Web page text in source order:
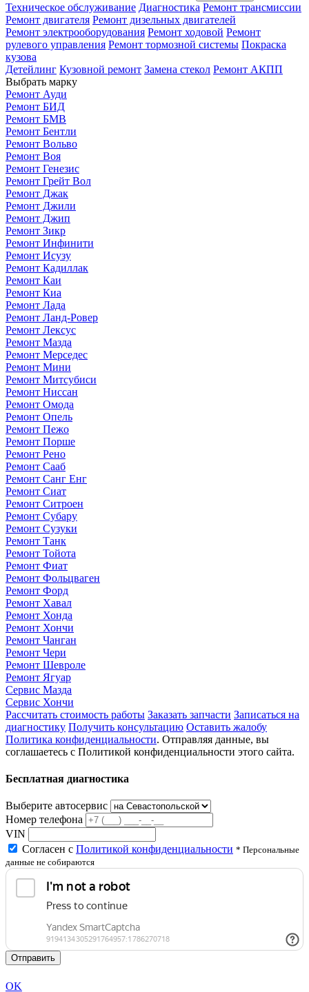
Техническое обслуживание Диагностика Ремонт трансмиссии
Ремонт двигателя Ремонт дизельных двигателей
Ремонт электрооборудования Ремонт ходовой Ремонт
рулевого управления Ремонт тормозной системы Покраска
кузова
Детейлинг Кузовной ремонт Замена стекол Ремонт АКПП
Выбрать марку
Ремонт Ауди
Ремонт БИД
Ремонт БМВ
Ремонт Бентли
Ремонт Вольво
Ремонт Воя
Ремонт Генезис
Ремонт Грейт Вол
Ремонт Джак
Ремонт Джили
Ремонт Джип
Ремонт Зикр
Ремонт Инфинити
Ремонт Исузу
Ремонт Кадиллак
Ремонт Каи
Ремонт Киа
Ремонт Лада
Ремонт Ланд-Ровер
Ремонт Лексус
Ремонт Мазда
Ремонт Мерседес
Ремонт Мини
Ремонт Митсубиси
Ремонт Ниссан
Ремонт Омода
Ремонт Опель
Ремонт Пежо
Ремонт Порше
Ремонт Рено
Ремонт Сааб
Ремонт Санг Енг
Ремонт Сиат
Ремонт Ситроен
Ремонт Субару
Ремонт Сузуки
Ремонт Танк
Ремонт Тойота
Ремонт Фиат
Ремонт Фольцваген
Ремонт Форд
Ремонт Хавал
Ремонт Хонда
Ремонт Хончи
Ремонт Чанган
Ремонт Чери
Ремонт Шевроле
Ремонт Ягуар
Сервис Мазда
Сервис Хончи
Рассчитать стоимость работы Заказать запчасти Записаться на
диагностику Получить консультацию Оставить жалобу
Политика конфиденциальности. Отправляя данные, вы
соглашаетесь с Политикой конфиденциальности этого сайта.
Бесплатная диагностика
Выберите автосервис
Номер телефона
VIN
Согласен с Политикой конфиденциальности * Персональные
данные не собираются
Отправить
OK